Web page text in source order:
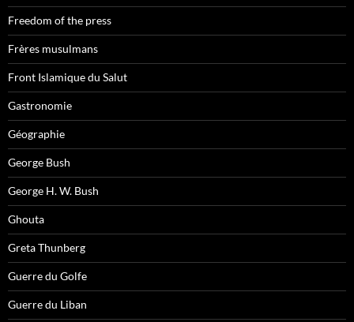
Freedom of the press
Frères musulmans
Front Islamique du Salut
Gastronomie
Géographie
George Bush
George H. W. Bush
Ghouta
Greta Thunberg
Guerre du Golfe
Guerre du Liban